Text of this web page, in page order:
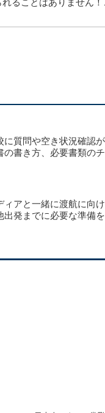
質問や空き状況確認が
書き方、必要書類の
アと一緒に渡航に向け
発までに必要な準備